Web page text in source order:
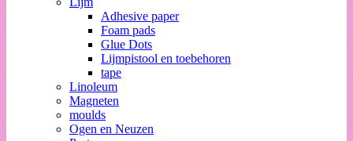
Adhesive paper
Foam pads
Glue Dots
Lijmpistool en toebehoren
tape
Linoleum
Magneten
moulds
Ogen en Neuzen